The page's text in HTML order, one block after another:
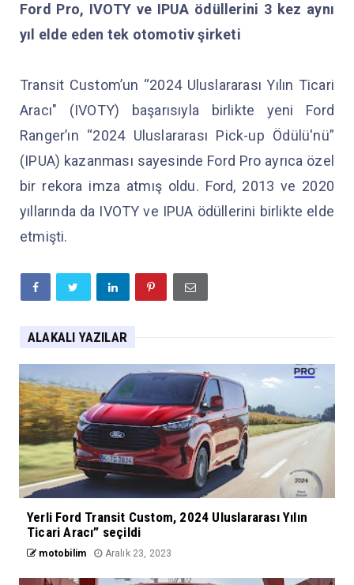
Ford Pro, IVOTY ve IPUA ödüllerini 3 kez aynı
yıl elde eden tek otomotiv şirketi
Transit Custom’un “2024 Uluslararası Yılın Ticari
Aracı" (IVOTY) başarısıyla birlikte yeni Ford
Ranger’ın “2024 Uluslararası Pick-up Ödülü'nü”
(IPUA) kazanması sayesinde Ford Pro ayrıca özel
bir rekora imza atmış oldu. Ford, 2013 ve 2020
yıllarında da IVOTY ve IPUA ödüllerini birlikte elde
etmişti.
ALAKALI YAZILAR
Yerli Ford Transit Custom, 2024 Uluslararası Yılın
Ticari Aracı” seçildi
motobilim Aralık 23, 2023